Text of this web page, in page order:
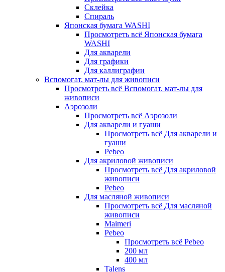
Склейка
Спираль
Японская бумага WASHI
Просмотреть всё Японская бумага
WASHI
Для акварели
Для графики
Для каллиграфии
Вспомогат. мат-лы для живописи
Просмотреть всё Вспомогат. мат-лы для
живописи
Аэрозоли
Просмотреть всё Аэрозоли
Для акварели и гуаши
Просмотреть всё Для акварели и
гуаши
Pebeo
Для акриловой живописи
Просмотреть всё Для акриловой
живописи
Pebeo
Для масляной живописи
Просмотреть всё Для масляной
живописи
Maimeri
Pebeo
Просмотреть всё Pebeo
200 мл
400 мл
Talens